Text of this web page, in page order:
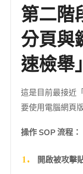
第二階
分頁與
速檢舉」
這是目前最接近
要使用電腦網頁
操作 SOP 流程：
開啟被攻擊